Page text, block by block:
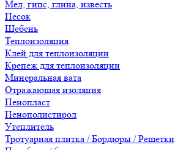
Мел, гипс, глина, известь
Песок
Щебень
Теплоизоляция
Клей для теплоизоляции
Крепеж для теплоизоляции
Минеральная вата
Отражающая изоляция
Пенопласт
Пенополистирол
Утеплитель
Тротуарная плитка / Бордюры / Решетки